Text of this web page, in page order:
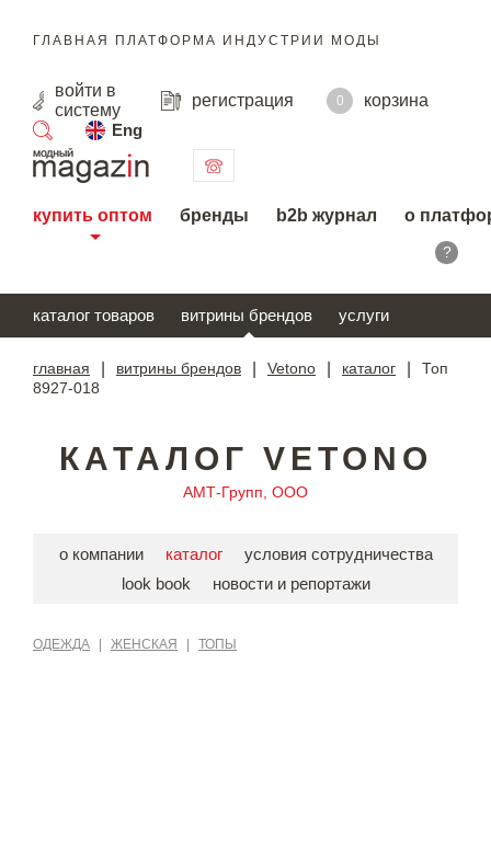
ГЛАВНАЯ ПЛАТФОРМА ИНДУСТРИИ МОДЫ
войти в
систему
регистрация 0
корзина
Eng
поиск
купить оптом бренды b2b журнал о
?
каталог товаров витрины брендов услуги
главная витрины брендов Vetono каталог
Топ
8927-018
КАТАЛОГ VETONO
АМТ-Групп, ООО
о компании каталог
условия сотрудничества
look book
новости и репортажи
ОДЕЖДА ЖЕНСКАЯ ТОПЫ